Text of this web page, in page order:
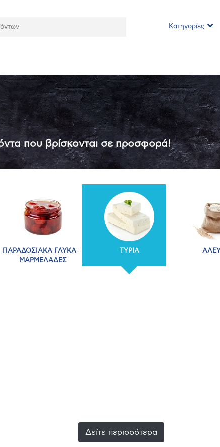
Κατηγορίες
που βρίσκονται σε προσφορά!
ΠΑΡΑΔΟΣΙΑΚΑ ΓΛΥΚΑ &
ΜΑΡΜΕΛΑΔΕΣ
ΤΥΡΙΑ
Δείτε περισσότερα